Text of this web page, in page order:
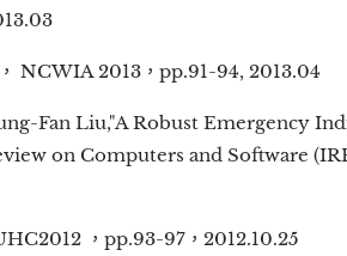
， NCWIA 2013，pp.91-94, 2013.04
Fan Liu,"A Robust Emergency
on Computers and Software
，pp.93-97，2012.10.25